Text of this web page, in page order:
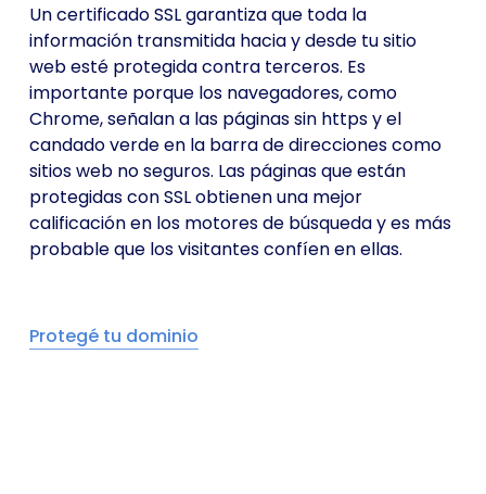
Un certificado SSL garantiza que toda la
información transmitida hacia y desde tu sitio
web esté protegida contra terceros. Es
importante porque los navegadores, como
Chrome, señalan a las páginas sin https y el
candado verde en la barra de direcciones como
sitios web no seguros. Las páginas que están
protegidas con SSL obtienen una mejor
calificación en los motores de búsqueda y es más
probable que los visitantes confíen en ellas.
Protegé tu dominio